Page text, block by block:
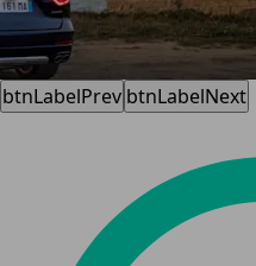
btnLabelPrev btnLabelNext